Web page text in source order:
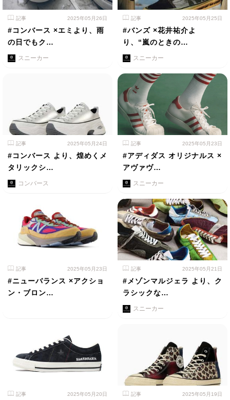
記事 2025年05月26日
#コンバース ×エミより、雨
の日でもク…
スニーカー
記事 2025年05月25日
#バンズ ×花井祐介よ
り、“嵐のときの…
スニーカー
記事 2025年05月24日
#コンバース より、煌めくメ
タリックシ…
コンバース
記事 2025年05月23日
#アディダス オリジナルス ×
アヴァヴ…
スニーカー
記事 2025年05月23日
#ニューバランス ×アクショ
ン・ブロン…
記事 2025年05月21日
#メゾンマルジェラ より、ク
ラシックな…
スニーカー
記事 2025年05月20日 記事 2025年05月19日